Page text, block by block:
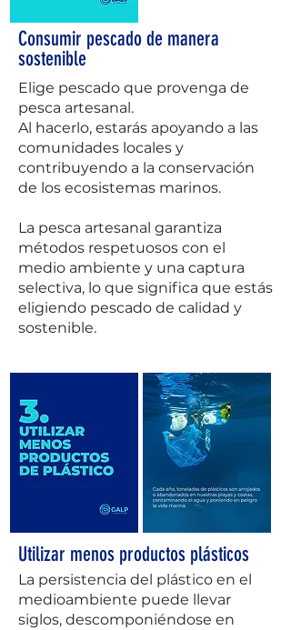
Consumir pescado de manera
sostenible
Elige pescado que provenga de
pesca artesanal.
Al hacerlo, estarás apoyando a las
comunidades locales y
contribuyendo a la conservación
de los ecosistemas marinos.
La pesca artesanal garantiza
métodos respetuosos con el
medio ambiente y una captura
selectiva, lo que significa que estás
eligiendo pescado de calidad y
sostenible.
Utilizar menos productos plásticos
La persistencia del plástico en el
medioambiente puede llevar
siglos, descomponiéndose en